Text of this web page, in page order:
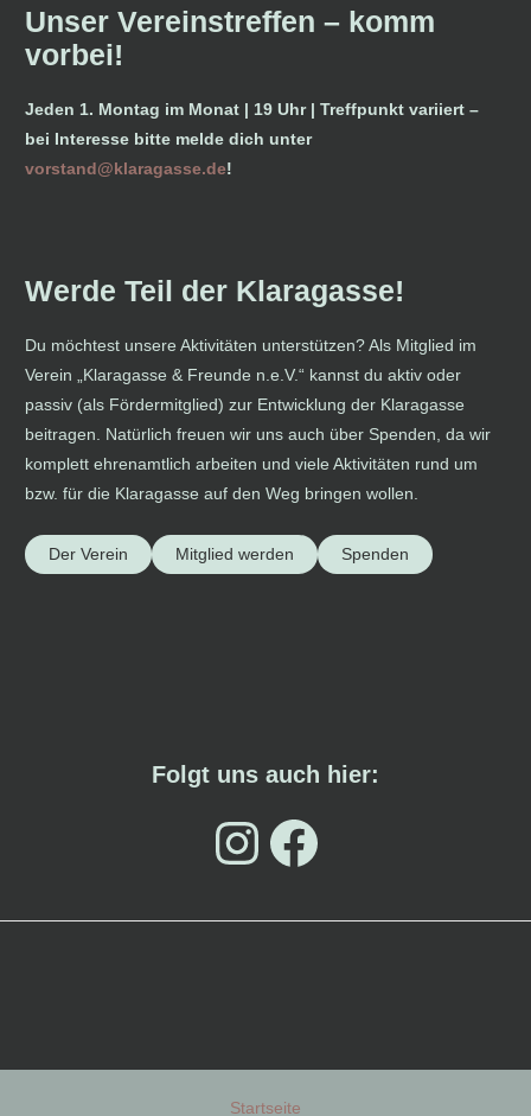
Unser Vereinstreffen – komm
vorbei!
Jeden 1. Montag im Monat | 19 Uhr | Treffpunkt variiert –
bei Interesse bitte melde dich unter
vorstand@klaragasse.de!
Werde Teil der Klaragasse!
Du möchtest unsere Aktivitäten unterstützen? Als Mitglied im
Verein „Klaragasse & Freunde n.e.V.“ kannst du aktiv oder
passiv (als Fördermitglied) zur Entwicklung der Klaragasse
beitragen. Natürlich freuen wir uns auch über Spenden, da wir
komplett ehrenamtlich arbeiten und viele Aktivitäten rund um
bzw. für die Klaragasse auf den Weg bringen wollen.
Der Verein Mitglied werden Spenden
Folgt uns auch hier:
Instagram SeiteFacebook
Startseite